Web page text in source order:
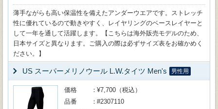
薄手ながらも高い保温性を備えたアンダーウエアです。ストレッチ
性に優れているので動きやすく、レイヤリングのベースレイヤーと
して一年を通して活躍します。【こちらは海外販売モデルのため、
日本サイズと異なります。ご購入の際は必ずサイズ表をお確かめく
ださい。】
US スーパーメリノウール L.W.タイツ Men's 男性用
価格
¥7,700（税込）
品番
#2307110